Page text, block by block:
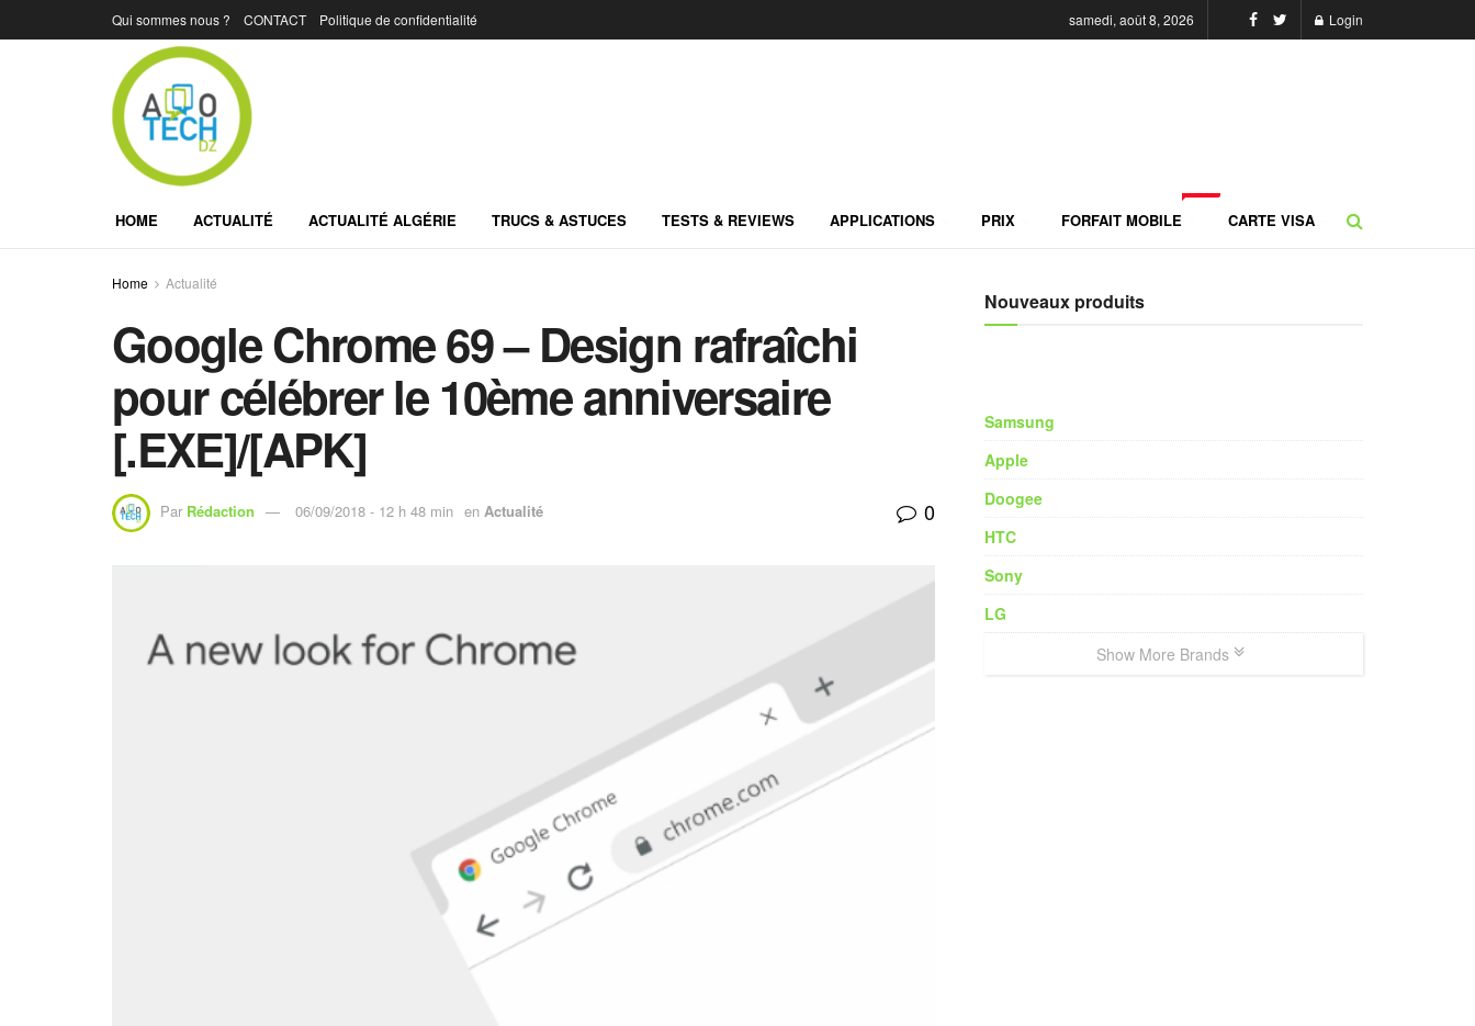
Qui sommes nous ? CONTACT Politique de confidentialité samedi, août 8, 2026 Login
HOME ACTUALITÉ ACTUALITÉ ALGÉRIE TRUCS & ASTUCES TESTS & REVIEWS APPLICATIONS PRIX FORFAIT MOBILE CARTE VISA
Home Actualité
Google Chrome 69 – Design rafraîchi
pour célébrer le 10ème anniversaire
[.EXE]/[APK]
Par Rédaction 06/09/2018 - 12 h 48 min en Actualité 0
Nouveaux produits
Samsung
Apple
Doogee
HTC
Sony
LG
Show More Brands